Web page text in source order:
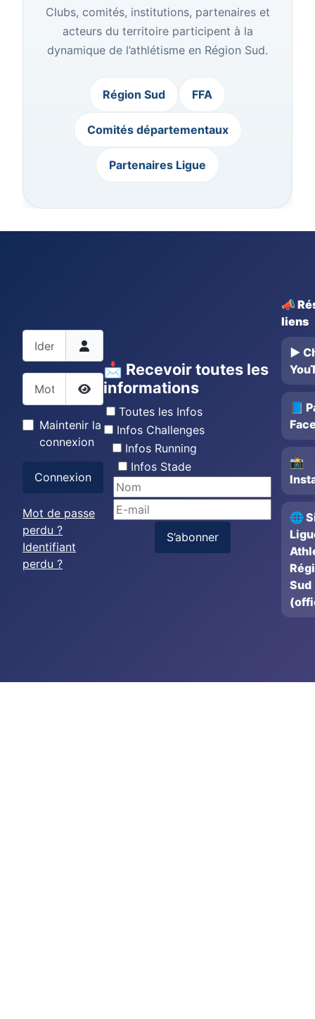
Clubs, comités, institutions, partenaires et
acteurs du territoire participent à la
dynamique de l’athlétisme en Région Sud.
Région Sud FFA
Comités départementaux
Partenaires Ligue
Mot de passe
Afficher le mot de passe
Maintenir la
connexion
Connexion
Mot de passe
perdu ?
Identifiant
perdu ?
📩 Recevoir toutes les
informations
Toutes les Infos
Infos Challenges
Infos Running
Infos Stade
S’abonner
📣
liens
▶️
📘
📸
🌐
Sud